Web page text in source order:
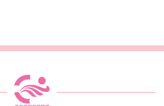
銷變現、美容院